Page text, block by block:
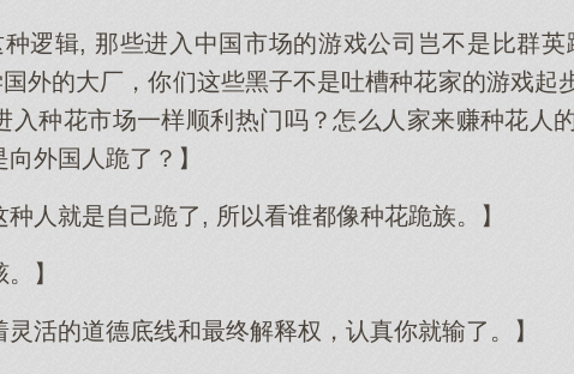
种逻辑, 那些进入中国市场的游戏公司岂不是比群
国外的大厂，你们这些黑子不是吐槽种花家的游戏起
入种花市场一样顺利热门吗？怎么人家来赚种花人
外国人跪了？】
种人就是自己跪了, 所以看谁都像种花跪族。】
】
灵活的道德底线和最终解释权，认真你就输了。】